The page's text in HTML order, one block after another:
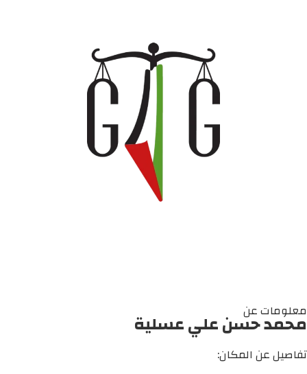
معلومات عن
محمد حسن علي عسلية
تفاصيل عن المكان: